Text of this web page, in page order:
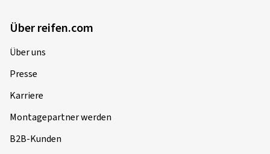
Über reifen.com
Über uns
Presse
Karriere
Montagepartner werden
B2B-Kunden